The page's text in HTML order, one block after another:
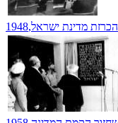
מדינת ישראל,1948